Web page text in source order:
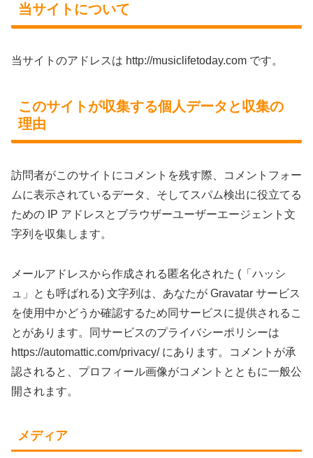
当サイトについて
当サイトのアドレスは http://musiclifetoday.com です。
このサイトが収集する個人データと収集の
理由
訪問者がこのサイトにコメントを残す際、コメントフォー
ムに表示されているデータ、そしてスパム検出に役立てる
ための IP アドレスとブラウザーユーザーエージェント文
字列を収集します。
メールアドレスから作成される匿名化された (「ハッシ
ュ」とも呼ばれる) 文字列は、あなたが Gravatar サービス
を使用中かどうか確認するため同サービスに提供されるこ
とがあります。同サービスのプライバシーポリシーは
https://automattic.com/privacy/ にあります。コメントが承
認されると、プロフィール画像がコメントとともに一般公
開されます。
メディア